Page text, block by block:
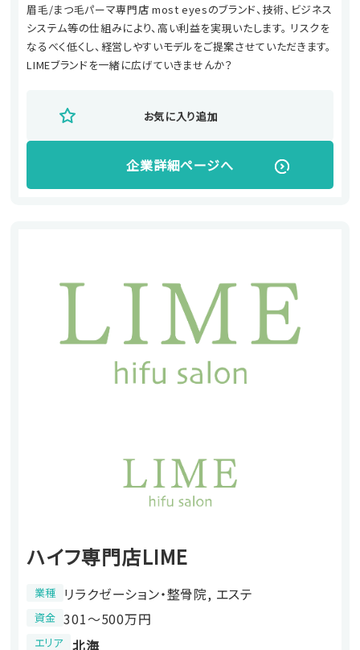
眉毛/まつ毛パーマ専門店 most eyesのブランド、技術、ビジネス
システム等の仕組みにより、高い利益を実現いたします。 リスクを
なるべく低くし、経営しやすいモデルをご提案させていただきます。
LIMEブランドを一緒に広げていきませんか？
お気に入り追加
企業詳細ページへ
ハイフ専門店LIME
業種 リラクゼーション・整骨院, エステ
資金 301〜500万円
エリア 北海